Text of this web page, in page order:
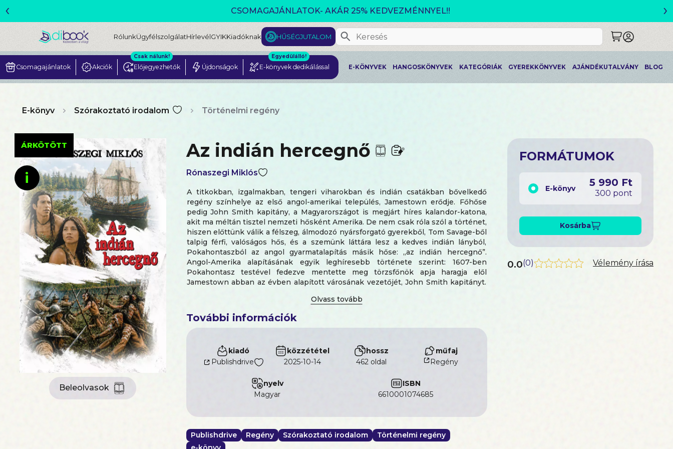
CSOMAGAJÁNLATOK- AKÁR 25% KEDVEZMÉNNYEL!!
‹ ›
RólunkÜgyfélszolgálatHírlevélGYIKKiadóknak HŰSÉGJUTALOM
Csomagajánlatok Akciók Előjegyezhetők
Csak nálunk!
Újdonságok E-könyvek dedikálással
Egyedülálló!
E-KÖNYVEK HANGOSKÖNYVEK KATEGÓRIÁK GYEREKKÖNYVEK AJÁNDÉKUTALVÁNY BLOG
E-könyv Szórakoztató irodalom Történelmi regény
ÁRKÖTÖTT
i
Beleolvasok
Az indián hercegnő
Rónaszegi Miklós
A titkokban, izgalmakban, tengeri viharokban és indián csatákban bővelkedő
regény színhelye az első angol-amerikai település, Jamestown erődje. Főhőse
pedig John Smith kapitány, a Magyarországot is megjárt híres kalandor-katona,
akit ma méltán tisztel nemzeti hősként Amerika. De nem csak róla szól a történet,
hiszen előttünk válik a félszeg, álmodozó nyársforgató gyerekből, Tom Savage-ből
talpig férfi, valóságos hős, és a szemünk láttára lesz a kedves indián lányból,
Pokahontaszból az angol gyarmatalapítás másik hőse: „az indián hercegnő”.
Angol-Amerika alapításának egyik leghíresebb története szerint: 1607-ben
Pokahontasz testével fedezve mentette meg törzsfőnök apja haragja elől
Jamestown abban az évben alapított városának vezetőjét, John Smith kapitányt.
legnehezebb időszakának jelképévé vált.
További információk
kiadó
Publishdrive
közzététel
2025-10-14
hossz
462 oldal
műfaj
Regény
nyelv
magyar
ISBN
6610001074685
Publishdrive Regény Szórakoztató irodalom
Történelmi regény
FORMÁTUMOK
E-könyv 5 990 Ft
300 pont
Kosárba
0.0(0) Vélemény írása